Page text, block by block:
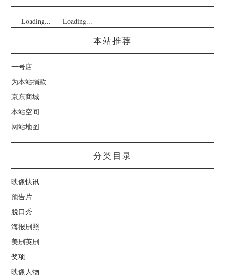
Loading... Loading...
本站推荐
一号店
为本站捐款
京东商城
本站空间
网站地图
分类目录
映像快讯
预告片
脱口秀
海报剧照
美剧英剧
奖项
映像人物